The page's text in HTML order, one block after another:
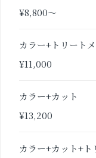
¥8,800〜
カラー+トリート
¥11,000
カラー+カット
¥13,200
カラー+カット+ト